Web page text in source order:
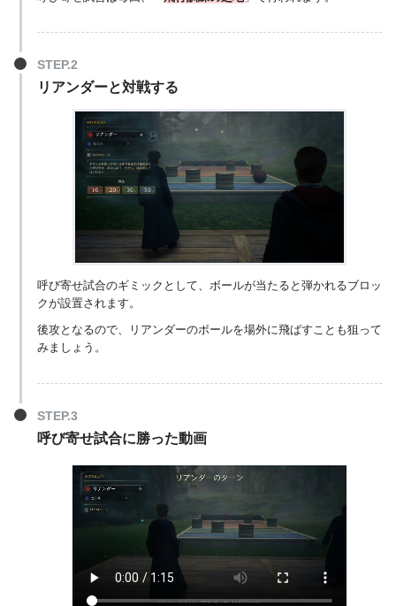
リアンダーと対戦する
呼び寄せ試合のギミックとして、ボールが当たると弾かれるブロッ
クが設置されます。
後攻となるので、リアンダーのボールを場外に飛ばすことも狙って
みましょう。
呼び寄せ試合に勝った動画